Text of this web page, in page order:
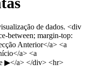
de dados. <div
between; margin-top:
Anterior</a> <a
a> <a
▶</a> </div> <hr>